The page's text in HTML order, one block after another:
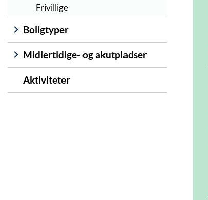
Frivillige
Boligtyper
Midlertidige- og akutpladser
Aktiviteter